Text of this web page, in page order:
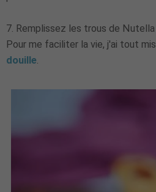
7. Remplissez les trous de
Pour me faciliter la vie, j'ai tout
douille